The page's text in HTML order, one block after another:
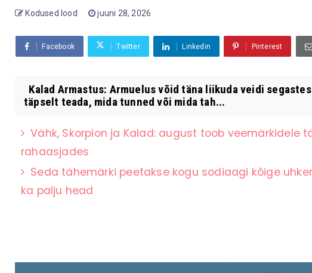
Kodused lood juuni 28, 2026
Facebook Twitter Linkedin Pinterest
Kalad Armastus: Armuelus võid täna liikuda veidi
täpselt teada, mida tunned või mida tah...
Vähk, Skorpion ja Kalad: august toob
rahaasjades
Seda tähemärki peetakse kogu sodiaagi kõige
ka palju head